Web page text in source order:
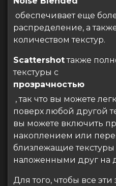
обеспечивает еще
распределение, а
количеством текстур.
Scattershotтакже
текстуры с
прозрачностью
, так что вы можете
поверх любой другой
вы можете включить
накоплением или
близлежащие
наложенными друг на
Для того, чтобы все